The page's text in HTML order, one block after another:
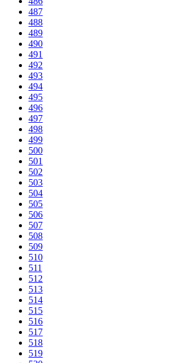
487
488
489
490
491
492
493
494
495
496
497
498
499
500
501
502
503
504
505
506
507
508
509
510
511
512
513
514
515
516
517
518
519